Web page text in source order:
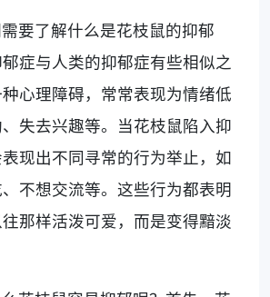
要了解什么是花枝鼠的抑郁
症与人类的抑郁症有些相似之
心理障碍，常常表现为情绪低
失去兴趣等。当花枝鼠陷入抑
现出不同寻常的行为举止，如
不想交流等。这些行为都表明
那样活泼可爱，而是变得黯淡